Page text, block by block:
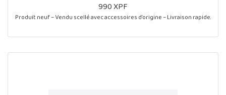
990XPF
Produit neuf – Vendu scellé avec accessoires d’origine – Livraison rapide.